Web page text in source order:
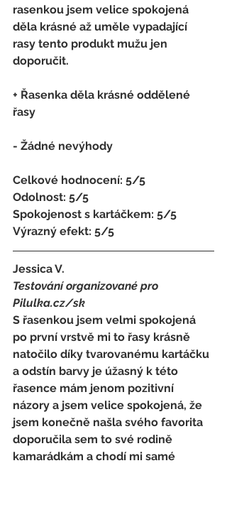
rasenkou jsem velice spokojená
děla krásné až uměle vypadající
rasy tento produkt mužu jen
doporučit.
+ Řasenka děla krásné oddělené
řasy
- Žádné nevýhody
Celkové hodnocení: 5/5
Odolnost: 5/5
Spokojenost s kartáčkem: 5/5
Výrazný efekt: 5/5
Jessica V.
Testování organizované pro
Pilulka.cz/sk
S řasenkou jsem velmi spokojená
po první vrstvě mi to řasy krásně
natočilo díky tvarovanému kartáčku
a odstín barvy je úžasný k této
řasence mám jenom pozitivní
názory a jsem velice spokojená, že
jsem konečně našla svého favorita
doporučila sem to své rodině
kamarádkám a chodí mi samé